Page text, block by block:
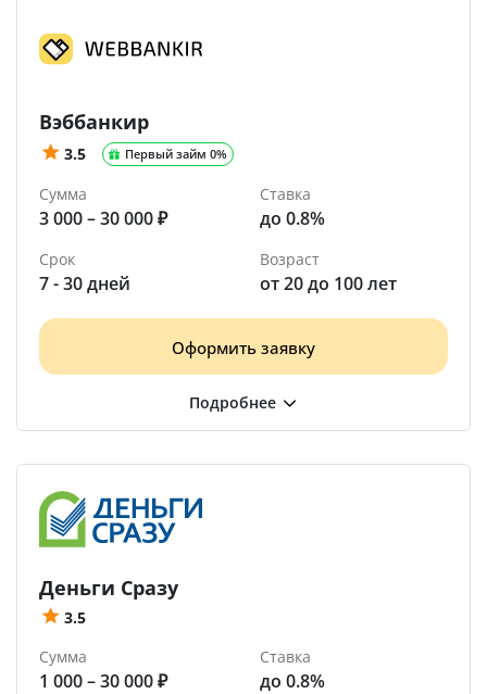
Вэббанкир
3.5 Первый займ 0%
Сумма
3 000 – 30 000 ₽
Ставка
до 0.8%
Срок
7 - 30 дней
Возраст
от 20 до 100 лет
Оформить заявку
Деньги Сразу
3.5
Сумма
1 000 – 30 000 ₽
Ставка
до 0.8%